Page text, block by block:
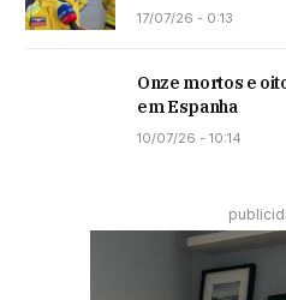
17/07/26 - 0:13
Onze mortos e
em Espanha
10/07/26 - 10:14